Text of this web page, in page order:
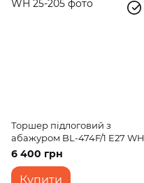
Торшер підлоговий з
абажуром BL-474F/1 E27 WH
6 400 грн
Купити